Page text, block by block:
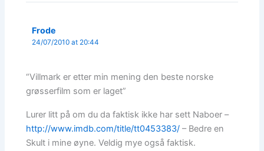
Frode
24/07/2010 at 20:44
“Villmark er etter min mening den beste norske
grøsserfilm som er laget”
Lurer litt på om du da faktisk ikke har sett Naboer –
http://www.imdb.com/title/tt0453383/ – Bedre en
Skult i mine øyne. Veldig mye også faktisk.